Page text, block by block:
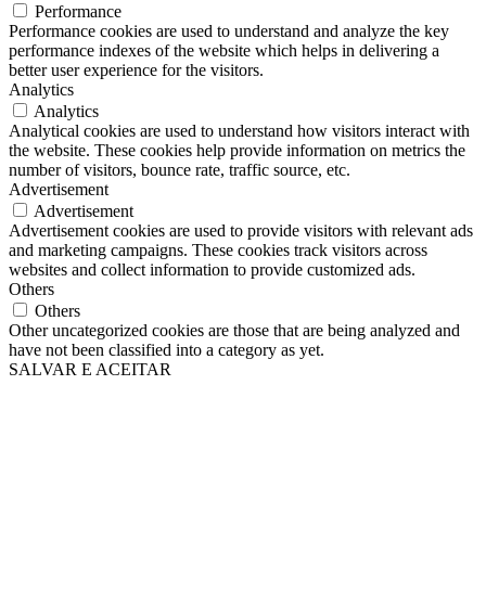
Performance
Performance cookies are used to understand and analyze the key
performance indexes of the website which helps in delivering a
better user experience for the visitors.
Analytics
Analytics
Analytical cookies are used to understand how visitors interact with
the website. These cookies help provide information on metrics the
number of visitors, bounce rate, traffic source, etc.
Advertisement
Advertisement
Advertisement cookies are used to provide visitors with relevant ads
and marketing campaigns. These cookies track visitors across
websites and collect information to provide customized ads.
Others
Others
Other uncategorized cookies are those that are being analyzed and
have not been classified into a category as yet.
SALVAR E ACEITAR